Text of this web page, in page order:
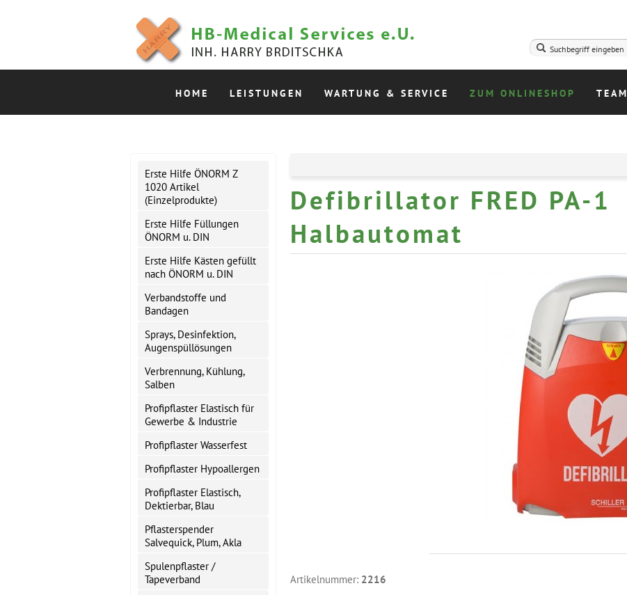
HOME LEISTUNGEN WARTUNG & SERVICE ZUM ONLINESHOP TEAM
Erste Hilfe ÖNORM Z
1020 Artikel
(Einzelprodukte)
Erste Hilfe Füllungen
ÖNORM u. DIN
Erste Hilfe Kästen gefüllt
nach ÖNORM u. DIN
Verbandstoffe und
Bandagen
Sprays, Desinfektion,
Augenspüllösungen
Verbrennung, Kühlung,
Salben
Profipflaster Elastisch für
Gewerbe & Industrie
Profipflaster Wasserfest
Profipflaster Hypoallergen
Profipflaster Elastisch,
Dektierbar, Blau
Pflasterspender
Salvequick, Plum, Akla
Spulenpflaster /
Tapeverband
Defibrillator FRED PA-1
Halbautomat
Artikelnummer: 2216